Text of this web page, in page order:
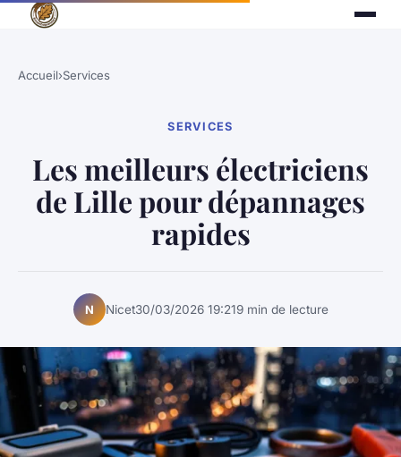
Accueil›Services
SERVICES
Les meilleurs électriciens
de Lille pour dépannages
rapides
N Nicet30/03/2026 19:219 min de lecture